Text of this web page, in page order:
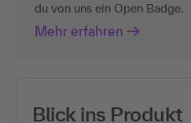
du von uns ein Open Badge.
Mehr erfahren
Blick ins Produkt